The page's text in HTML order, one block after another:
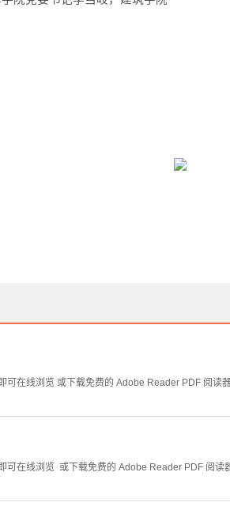
在线浏览 或下载免费的 Adobe Reader PDF 阅读
可在线浏览 或下载免费的 Adobe Reader PDF 阅读